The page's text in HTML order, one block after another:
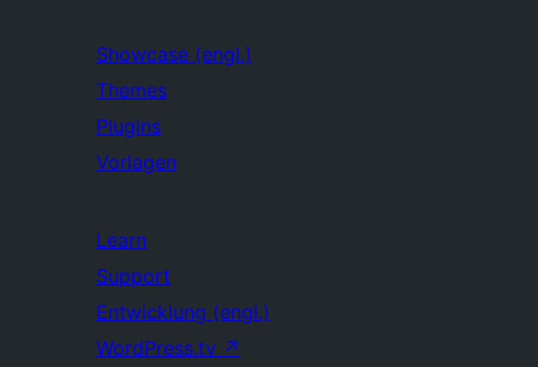
Showcase (engl.)
Themes
Plugins
Vorlagen
Learn
Support
Entwicklung (engl.)
WordPress.tv ↗